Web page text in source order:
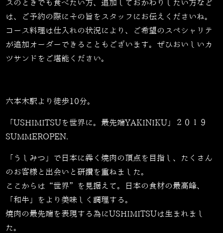
スのときでも食べたい方、追加しておかわりしたい方など
は、ご予約の際にその旨をスタッフにお伝えくださいね。
コース料理は仕入れの状況により、ご希望のスペシャリテ
が追加オーダーできることもございます。ぜひおいしいカ
ツサンドをご堪能ください。
六本木駅より徒歩10分。
「USHIMITSUを世界に。最先端YAKINIKU」２０１９
SUMMEROPEN.
「うしみつ」で日本に犇く焼肉の頂点を目指し、たくさん
のお客様と出会いと研鑽を重ねました。
ここからは“世界”を見据えて。日本の食材の最高峰、
「和牛」をより美味しく調理する。
焼肉の最先端を表現する為にUSHIMITSUは生まれまし
た。